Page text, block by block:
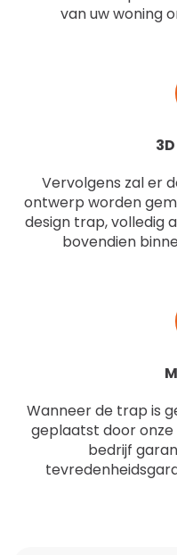
van uw woning
Vervolgens zal er
ontwerp worden
design trap, volledig
bovendien
Wanneer de trap is
geplaatst door
bedrijf